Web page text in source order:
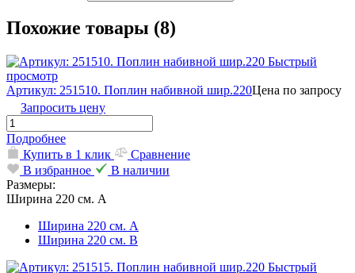
Похожие товары (8)
Быстрый
просмотр
Артикул: 251510. Поплин набивной шир.220Цена по запросу
Запросить цену
Подробнее
Купить в 1 клик
Сравнение
В избранное
В наличии
Размеры:
Ширина 220 см. А
Ширина 220 см. А
Ширина 220 см. В
Быстрый